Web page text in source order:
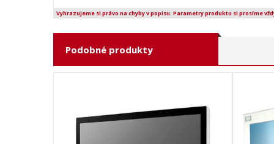
Vyhrazujeme si právo na chyby v popisu. Parametry produktu si prosíme
Podobné produkty